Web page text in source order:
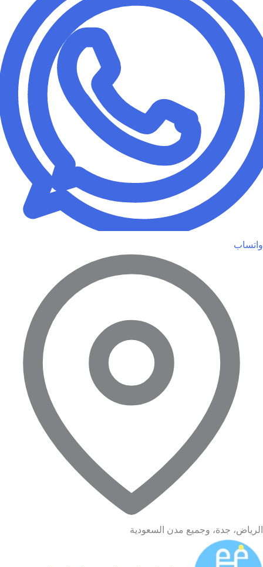
واتساب
الرياض، جدة، وجميع مدن السعودية